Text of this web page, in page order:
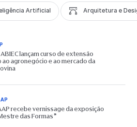
Artificial Arquitetura e
ABIEC lançam curso de extensão
ao agronegócio e ao mercado da
recebe vernissage da exposição
das Formas”